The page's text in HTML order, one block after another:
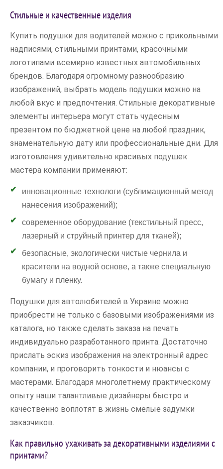
Стильные и качественные изделия
Купить подушки для водителей можно с прикольными
надписями, стильными принтами, красочными
логотипами всемирно известных автомобильных
брендов. Благодаря огромному разнообразию
изображений, выбрать модель подушки можно на
любой вкус и предпочтения. Стильные декоративные
элементы интерьера могут стать чудесным
презентом по бюджетной цене на любой праздник,
знаменательную дату или профессиональные дни. Для
изготовления удивительно красивых подушек
мастера компании применяют:
инновационные технологи (сублимационный метод
нанесения изображений);
современное оборудование (текстильный пресс,
лазерный и струйный принтер для тканей);
безопасные, экологически чистые чернила и
красители на водной основе, а также специальную
бумагу и пленку.
Подушки для автолюбителей в Украине можно
приобрести не только с базовыми изображениями из
каталога, но также сделать заказа на печать
индивидуально разработанного принта. Достаточно
прислать эскиз изображения на электронный адрес
компании, и проговорить тонкости и нюансы с
мастерами. Благодаря многолетнему практическому
опыту наши талантливые дизайнеры быстро и
качественно воплотят в жизнь смелые задумки
заказчиков.
Как правильно ухаживать за декоративными изделиями с
принтами?